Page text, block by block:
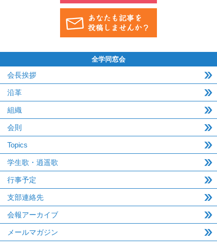
全学同窓会
会長挨拶
沿革
組織
会則
Topics
学生歌・逍遥歌
行事予定
支部連絡先
会報アーカイブ
メールマガジン